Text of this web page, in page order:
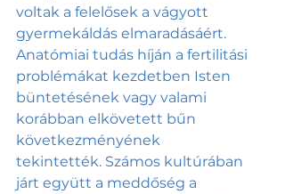
voltak a felelősek a vágyott
gyermekáldás elmaradásáért.
Anatómiai tudás híján a fertilitási
problémákat kezdetben Isten
büntetésének vagy valami
korábban elkövetett bűn
következményének
tekintették. Számos kultúrában
járt együtt a meddőség a